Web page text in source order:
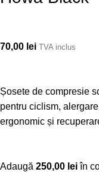
70,00 lei TVA inclus
Șosete de compresie
pentru ciclism,
ergonomic și
Adaugă 250,00 leiîn